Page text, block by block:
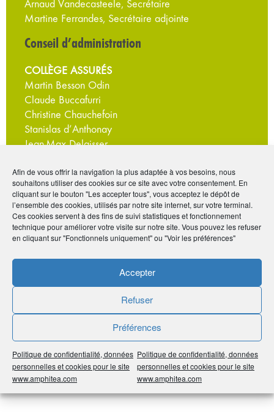
Afin de vous offrir la navigation la plus adaptée à vos besoins, nous
souhaitons utiliser des cookies sur ce site avec votre consentement. En
cliquant sur le bouton "Les accepter tous", vous acceptez le dépôt de
l’ensemble des cookies, utilisés par notre site internet, sur votre terminal.
Ces cookies servent à des fins de suivi statistiques et fonctionnement
technique pour améliorer votre visite sur notre site. Vous pouvez les refuser
en cliquant sur "Fonctionnels uniquement" ou "Voir les préférences"
Accepter
Refuser
Préférences
Politique de confidentialité, données
personnelles et cookies pour le site
www.amphitea.com
Politique de confidentialité, données
personnelles et cookies pour le site
www.amphitea.com
Arnaud Vandecasteele, Secrétaire
Martine Ferrandes, Secrétaire adjointe
Conseil d’administration
COLLÈGE ASSURÉS
Martin Besson Odin
Claude Buccafurri
Christine Chauchefoin
Stanislas d’Anthonay
Jean-Max Delaisser
Martine Ferrandes
Géraldine Gien
Valérie Goethals
Marie-Christine Hervé
Matthieu Rouppert
Carole Verhoeven
Sylvie Barthen
Véronique Poncin